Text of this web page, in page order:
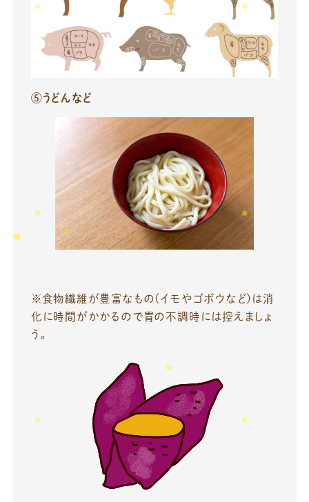
⑤うどんなど
※食物繊維が豊富なもの(イモやゴボウなど)は消
化に時間がかかるので胃の不調時には控えましょ
う。